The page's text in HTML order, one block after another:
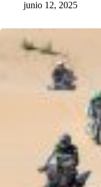
junio 12, 2025